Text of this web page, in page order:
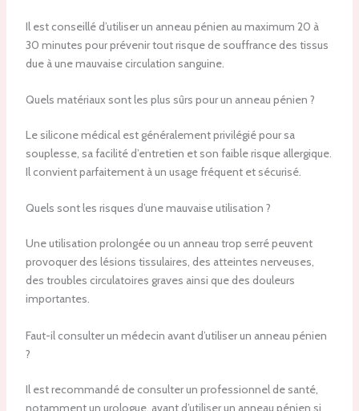
Il est conseillé d’utiliser un anneau pénien au maximum 20 à
30 minutes pour prévenir tout risque de souffrance des tissus
due à une mauvaise circulation sanguine.
Quels matériaux sont les plus sûrs pour un anneau pénien ?
Le silicone médical est généralement privilégié pour sa
souplesse, sa facilité d’entretien et son faible risque allergique.
Il convient parfaitement à un usage fréquent et sécurisé.
Quels sont les risques d’une mauvaise utilisation ?
Une utilisation prolongée ou un anneau trop serré peuvent
provoquer des lésions tissulaires, des atteintes nerveuses,
des troubles circulatoires graves ainsi que des douleurs
importantes.
Faut-il consulter un médecin avant d’utiliser un anneau pénien
?
Il est recommandé de consulter un professionnel de santé,
notamment un urologue, avant d’utiliser un anneau pénien si